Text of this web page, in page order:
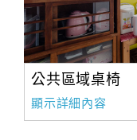
公共區域桌椅
顯示詳細內容